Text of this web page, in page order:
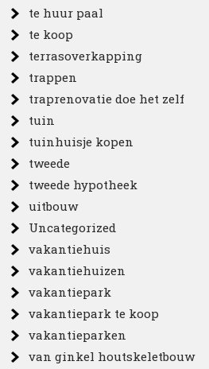
te huur paal
te koop
terrasoverkapping
trappen
traprenovatie doe het zelf
tuin
tuinhuisje kopen
tweede
tweede hypotheek
uitbouw
Uncategorized
vakantiehuis
vakantiehuizen
vakantiepark
vakantiepark te koop
vakantieparken
van ginkel houtskeletbouw